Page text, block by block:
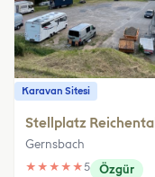
Karavan Sitesi
Stellplatz Reichental
Gernsbach
★ ★ ★ ★ ★5 Özgür